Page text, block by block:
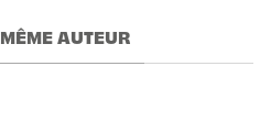
MÊME AUTEUR